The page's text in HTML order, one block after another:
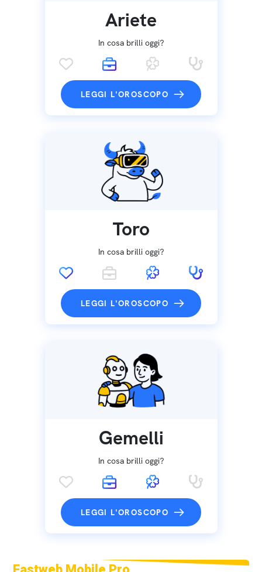
Ariete
In cosa brilli oggi?
LEGGI L'OROSCOPO
Toro
In cosa brilli oggi?
LEGGI L'OROSCOPO
Gemelli
In cosa brilli oggi?
LEGGI L'OROSCOPO